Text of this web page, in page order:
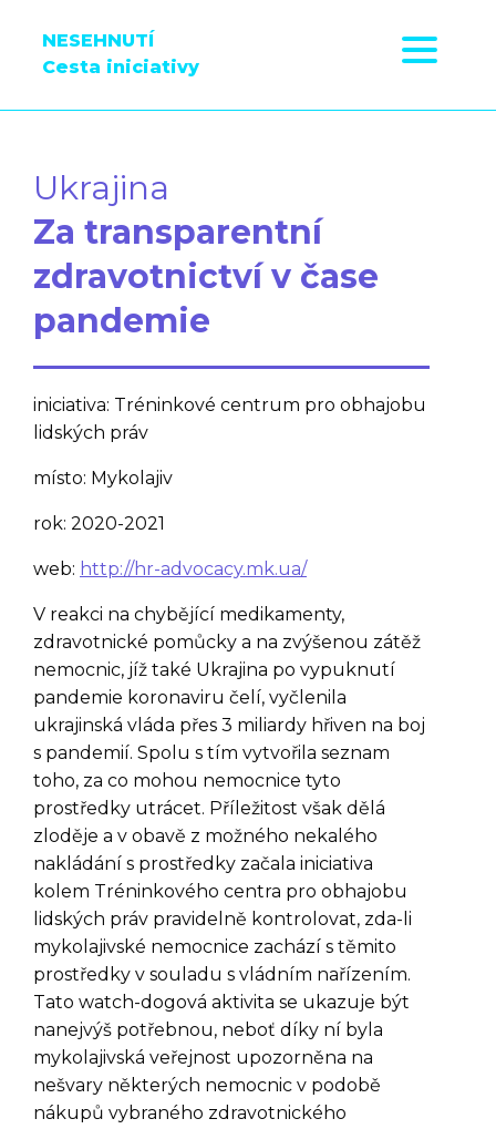
NESEHNUTÍ
Cesta iniciativy
Ukrajina
Za transparentní
zdravotnictví v čase
pandemie
iniciativa: Tréninkové centrum pro obhajobu
lidských práv
místo: Mykolajiv
rok: 2020-2021
web: http://hr-advocacy.mk.ua/
V reakci na chybějící medikamenty,
zdravotnické pomůcky a na zvýšenou zátěž
nemocnic, jíž také Ukrajina po vypuknutí
pandemie koronaviru čelí, vyčlenila
ukrajinská vláda přes 3 miliardy hřiven na boj
s pandemií. Spolu s tím vytvořila seznam
toho, za co mohou nemocnice tyto
prostředky utrácet. Příležitost však dělá
zloděje a v obavě z možného nekalého
nakládání s prostředky začala iniciativa
kolem Tréninkového centra pro obhajobu
lidských práv pravidelně kontrolovat, zda-li
mykolajivské nemocnice zachází s těmito
prostředky v souladu s vládním nařízením.
Tato watch-dogová aktivita se ukazuje být
nanejvýš potřebnou, neboť díky ní byla
mykolajivská veřejnost upozorněna na
nešvary některých nemocnic v podobě
nákupů vybraného zdravotnického